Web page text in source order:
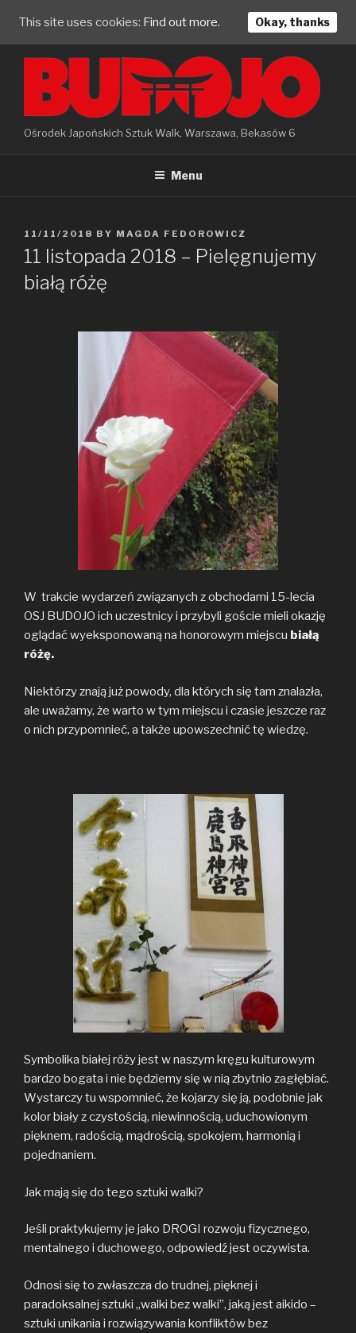
content
Ośrodek Japońskich Sztuk Walk, Warszawa, Bekasów 6
Menu
POSTED
ON
11/11/2018 BY MAGDA FEDOROWICZ
11 listopada 2018 – Pielęgnujemy
białą różę
W trakcie wydarzeń związanych z obchodami 15-lecia
OSJ BUDOJO ich uczestnicy i przybyli goście mieli okazję
oglądać wyeksponowaną na honorowym miejscu białą
różę.
Niektórzy znają już powody, dla których się tam znalazła,
ale uważamy, że warto w tym miejscu i czasie jeszcze raz
o nich przypomnieć, a także upowszechnić tę wiedzę.
Symbolika białej róży jest w naszym kręgu kulturowym
bardzo bogata i nie będziemy się w nią zbytnio zagłębiać.
Wystarczy tu wspomnieć, że kojarzy się ją, podobnie jak
kolor biały z czystością, niewinnością, uduchowionym
pięknem, radością, mądrością, spokojem, harmonią i
pojednaniem.
Jak mają się do tego sztuki walki?
Jeśli praktykujemy je jako DROGI rozwoju fizycznego,
mentalnego i duchowego, odpowiedź jest oczywista.
Odnosi się to zwłaszcza do trudnej, pięknej i
paradoksalnej sztuki „walki bez walki”, jaką jest aikido –
sztuki unikania i rozwiązywania konfliktów bez
This site uses cookies: Find out more. Okay, thanks